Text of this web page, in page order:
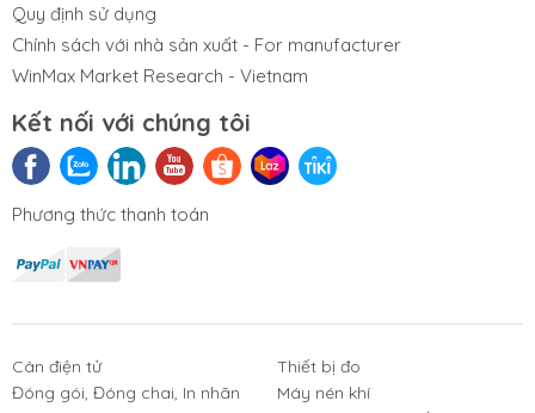
Quy định sử dụng
Chính sách với nhà sản xuất - For manufacturer
WinMax Market Research - Vietnam
Kết nối với chúng tôi
Phương thức thanh toán
Cân điện tử
Thiết bị đo
Đóng gói, Đóng chai, In nhãn
Máy nén khí